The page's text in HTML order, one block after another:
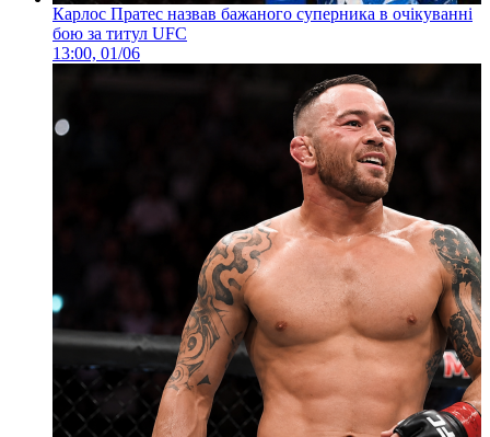
Карлос Пратес назвав бажаного суперника в очікуванні
бою за титул UFC
13:00, 01/06